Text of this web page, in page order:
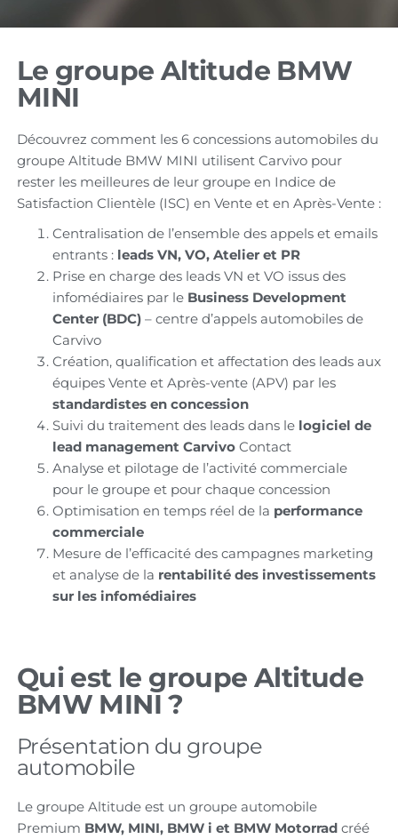
Le groupe Altitude BMW
MINI
Découvrez comment les 6 concessions automobiles du
groupe Altitude BMW MINI utilisent Carvivo pour
rester les meilleures de leur groupe en Indice de
Satisfaction Clientèle (ISC) en Vente et en Après-Vente :
Centralisation de l’ensemble des appels et emails
entrants : leads VN, VO, Atelier et PR
Prise en charge des leads VN et VO issus des
infomédiaires par le Business Development
Center (BDC)– centre d’appels automobiles de
Carvivo
Création, qualification et affectation des leads aux
équipes Vente et Après-vente (APV) par les
standardistes en concession
Suivi du traitement des leads dans le logiciel de
lead management CarvivoContact
Analyse et pilotage de l’activité commerciale
pour le groupe et pour chaque concession
Optimisation en temps réel de la performance
commerciale
Mesure de l’efficacité des campagnes marketing
et analyse de la rentabilité des investissements
sur les infomédiaires
Qui est le groupe Altitude
BMW MINI ?
Présentation du groupe
automobile
Le groupe Altitude est un groupe automobile
Premium BMW, MINI, BMW i et BMW Motorradcréé